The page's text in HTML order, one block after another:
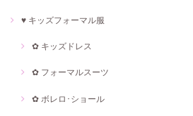
♥ キッズフォーマル服
✿ キッズドレス
✿ フォーマルスーツ
✿ ボレロ･ショール